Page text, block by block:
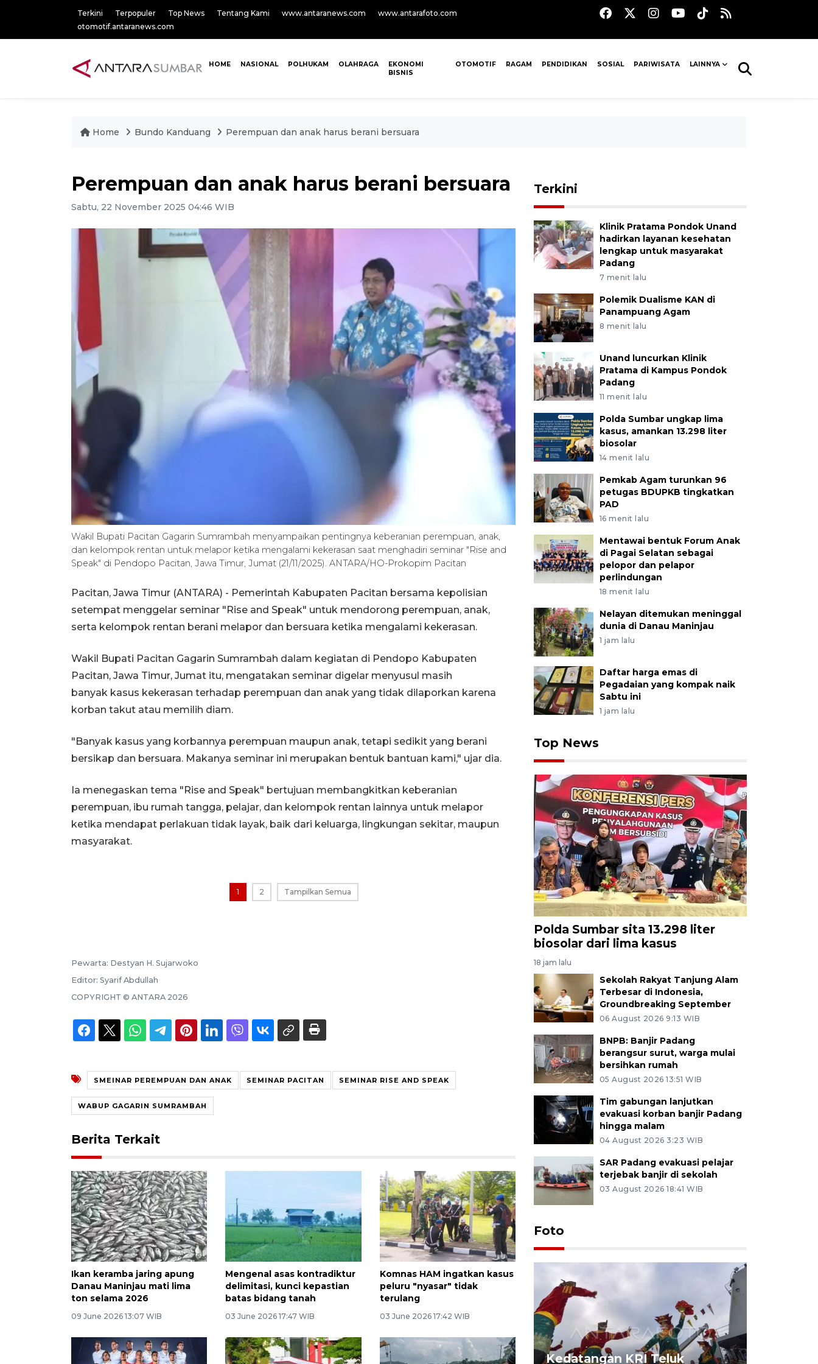
Terkini Terpopuler Top News Tentang Kami www.antaranews.com
www.antarafoto.com
otomotif.antaranews.com
HOME NASIONAL POLHUKAM OLAHRAGA
EKONOMI
BISNIS
OTOMOTIF RAGAM PENDIDIKAN SOSIAL PARIWISATA LAINNYA
Home Bundo Kanduang Perempuan dan anak harus berani bersuara
Perempuan dan anak harus berani bersuara
Sabtu, 22 November 2025 04:46 WIB
Wakil Bupati Pacitan Gagarin Sumrambah menyampaikan pentingnya keberanian perempuan, anak,
dan kelompok rentan untuk melapor ketika mengalami kekerasan saat menghadiri seminar "Rise and
Speak" di Pendopo Pacitan, Jawa Timur, Jumat (21/11/2025). ANTARA/HO-Prokopim Pacitan
Pacitan, Jawa Timur (ANTARA) - Pemerintah Kabupaten Pacitan bersama kepolisian
setempat menggelar seminar "Rise and Speak" untuk mendorong perempuan, anak,
serta kelompok rentan berani melapor dan bersuara ketika mengalami kekerasan.
Wakil Bupati Pacitan Gagarin Sumrambah dalam kegiatan di Pendopo Kabupaten
Pacitan, Jawa Timur, Jumat itu, mengatakan seminar digelar menyusul masih
banyak kasus kekerasan terhadap perempuan dan anak yang tidak dilaporkan karena
korban takut atau memilih diam.
"Banyak kasus yang korbannya perempuan maupun anak, tetapi sedikit yang berani
bersikap dan bersuara. Makanya seminar ini merupakan bentuk bantuan kami," ujar dia.
Ia menegaskan tema "Rise and Speak" bertujuan membangkitkan keberanian
perempuan, ibu rumah tangga, pelajar, dan kelompok rentan lainnya untuk melapor
ketika mendapat perlakuan tidak layak, baik dari keluarga, lingkungan sekitar, maupun
masyarakat.
1 2 Tampilkan Semua
Pewarta: Destyan H. Sujarwoko
Editor: Syarif Abdullah
COPYRIGHT © ANTARA 2026
SMEINAR PEREMPUAN DAN ANAK SEMINAR PACITAN SEMINAR RISE AND SPEAK
WABUP GAGARIN SUMRAMBAH
Berita Terkait
Ikan keramba jaring apung
Danau Maninjau mati lima
ton selama 2026
09 June 2026 13:07 WIB
Mengenal asas kontradiktur
delimitasi, kunci kepastian
batas bidang tanah
03 June 2026 17:47 WIB
Komnas HAM ingatkan kasus
peluru "nyasar" tidak
terulang
03 June 2026 17:42 WIB
Terkini
Klinik Pratama Pondok Unand
hadirkan layanan kesehatan
lengkap untuk masyarakat
Padang
7 menit lalu
Polemik Dualisme KAN di
Panampuang Agam
8 menit lalu
Unand luncurkan Klinik
Pratama di Kampus Pondok
Padang
11 menit lalu
Polda Sumbar ungkap lima
kasus, amankan 13.298 liter
biosolar
14 menit lalu
Pemkab Agam turunkan 96
petugas BDUPKB tingkatkan
PAD
16 menit lalu
Mentawai bentuk Forum Anak
di Pagai Selatan sebagai
pelopor dan pelapor
perlindungan
18 menit lalu
Nelayan ditemukan meninggal
dunia di Danau Maninjau
1 jam lalu
Daftar harga emas di
Pegadaian yang kompak naik
Sabtu ini
1 jam lalu
Top News
Polda Sumbar sita 13.298 liter
biosolar dari lima kasus
18 jam lalu
Sekolah Rakyat Tanjung Alam
Terbesar di Indonesia,
Groundbreaking September
06 August 2026 9:13 WIB
BNPB: Banjir Padang
berangsur surut, warga mulai
bersihkan rumah
05 August 2026 13:51 WIB
Tim gabungan lanjutkan
evakuasi korban banjir Padang
hingga malam
04 August 2026 3:23 WIB
SAR Padang evakuasi pelajar
terjebak banjir di sekolah
03 August 2026 18:41 WIB
Foto
Penggantian konstruksi jalan
Kedatangan KRI Teluk